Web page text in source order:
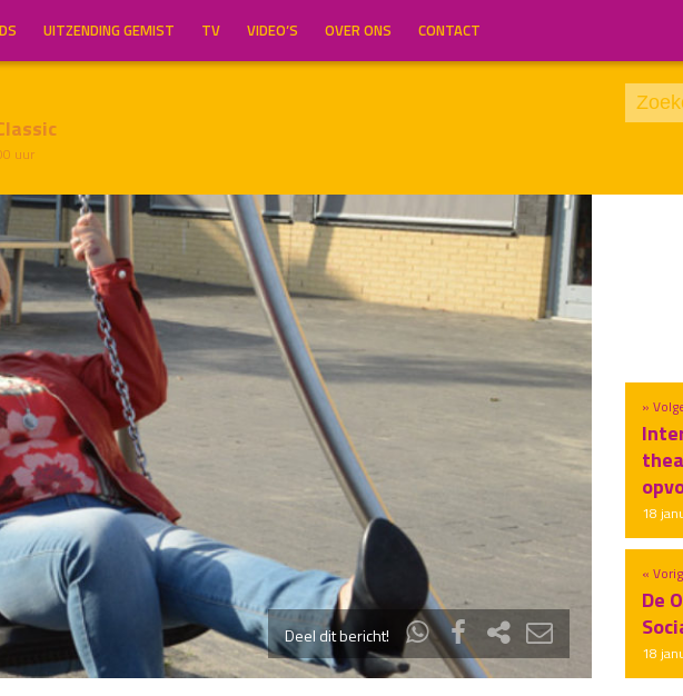
UITZENDING GEMIST TV VIDEO’S OVER ONS CONTACT
uur
Deel dit bericht!
«
De
18
»
18